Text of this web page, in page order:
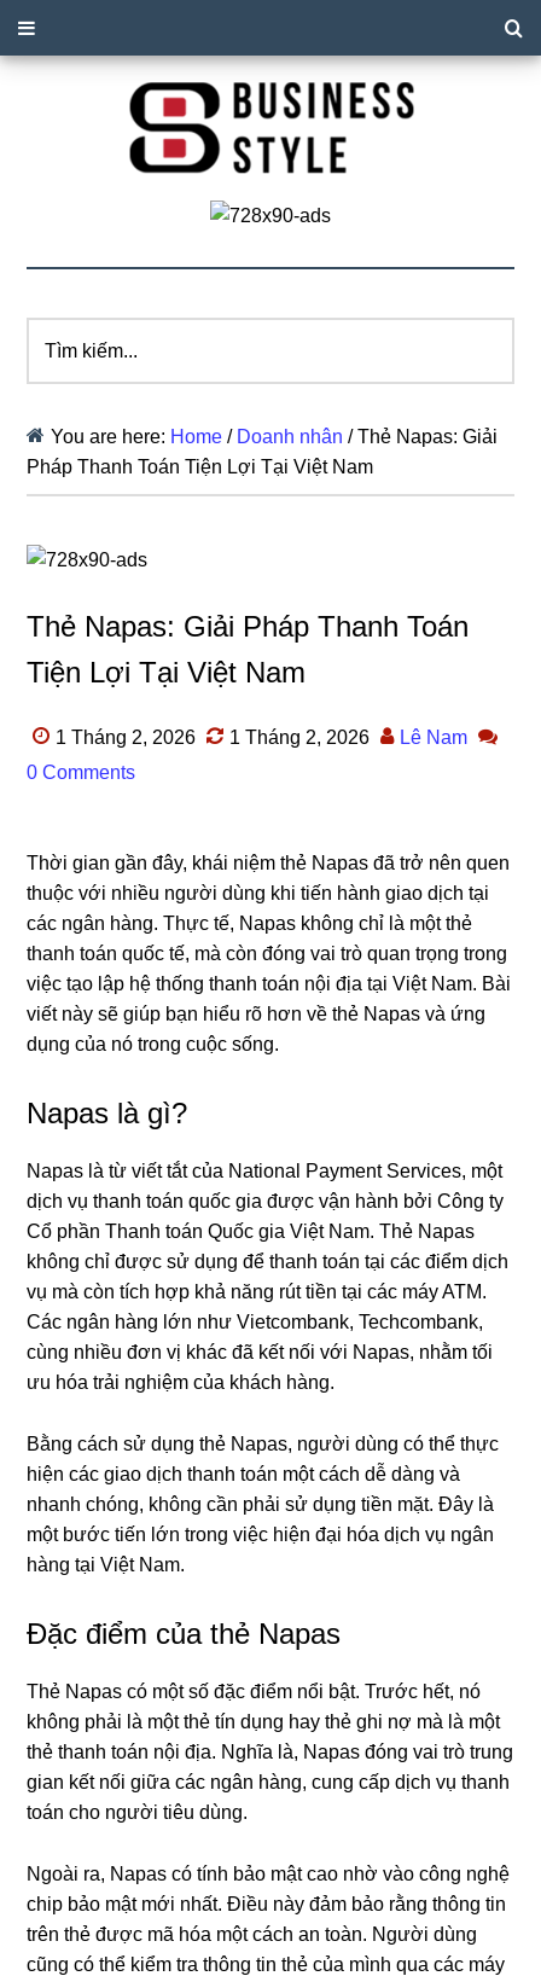
kiếm...
You are here: Home / Doanh nhân /Thẻ Napas: Giải
Pháp Thanh Toán Tiện Lợi Tại Việt Nam
Thẻ Napas: Giải Pháp Thanh Toán
Tiện Lợi Tại Việt Nam
1 Tháng 2, 2026 1 Tháng 2, 2026
Lê Nam
0 Comments
Thời gian gần đây, khái niệm thẻ Napas đã trở nên quen
thuộc với nhiều người dùng khi tiến hành giao dịch tại
các ngân hàng. Thực tế, Napas không chỉ là một thẻ
thanh toán quốc tế, mà còn đóng vai trò quan trọng trong
việc tạo lập hệ thống thanh toán nội địa tại Việt Nam. Bài
viết này sẽ giúp bạn hiểu rõ hơn về thẻ Napas và ứng
dụng của nó trong cuộc sống.
Napas là gì?
Napas là từ viết tắt của National Payment Services, một
dịch vụ thanh toán quốc gia được vận hành bởi Công ty
Cổ phần Thanh toán Quốc gia Việt Nam. Thẻ Napas
không chỉ được sử dụng để thanh toán tại các điểm dịch
vụ mà còn tích hợp khả năng rút tiền tại các máy ATM.
Các ngân hàng lớn như Vietcombank, Techcombank,
cùng nhiều đơn vị khác đã kết nối với Napas, nhằm tối
ưu hóa trải nghiệm của khách hàng.
Bằng cách sử dụng thẻ Napas, người dùng có thể thực
hiện các giao dịch thanh toán một cách dễ dàng và
nhanh chóng, không cần phải sử dụng tiền mặt. Đây là
một bước tiến lớn trong việc hiện đại hóa dịch vụ ngân
hàng tại Việt Nam.
Đặc điểm của thẻ Napas
Thẻ Napas có một số đặc điểm nổi bật. Trước hết, nó
không phải là một thẻ tín dụng hay thẻ ghi nợ mà là một
thẻ thanh toán nội địa. Nghĩa là, Napas đóng vai trò trung
gian kết nối giữa các ngân hàng, cung cấp dịch vụ thanh
toán cho người tiêu dùng.
Ngoài ra, Napas có tính bảo mật cao nhờ vào công nghệ
chip bảo mật mới nhất. Điều này đảm bảo rằng thông tin
trên thẻ được mã hóa một cách an toàn. Người dùng
cũng có thể kiểm tra thông tin thẻ của mình qua các máy